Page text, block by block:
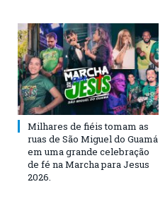
Milhares de fiéis tomam as
ruas de São Miguel do Guamá
em uma grande celebração
de fé na Marcha para Jesus
2026.